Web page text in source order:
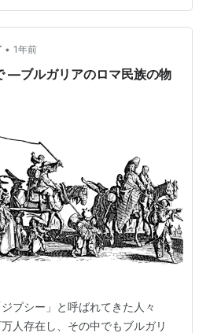
の影響を受けています。
のメロディーを使用して、弾む
• 1年前
―ブルガリアのロマ民族の物
プシー」と呼ばれてきた人々
人存在し、その中でもブルガリ